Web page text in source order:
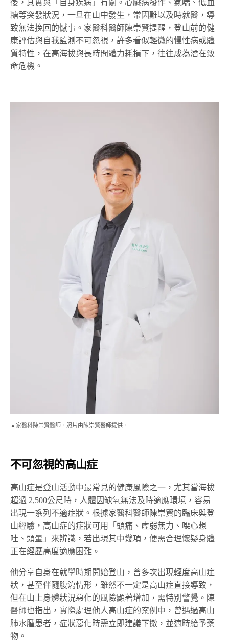
後，其實與「自身疾病」有關。心臟病發作、氣喘、低血
糖等突發狀況，一旦在山中發生，常因難以及時就醫，導
致無法挽回的憾事。家醫科醫師陳崇賢提醒，登山前的健
康評估與自我監測不可忽視，許多看似輕微的慢性病或體
質特性，在高海拔與長時間體力耗損下，往往成為潛在致
命危機。
▲家醫科陳崇賢醫師。照片由陳崇賢醫師提供。
不可忽視的高山症
高山症是登山活動中最常見的健康風險之一，尤其當海拔
超過 2,500公尺時，人體因缺氧無法及時適應環境，容易
出現一系列不適症狀。根據家醫科醫師陳崇賢的臨床與登
山經驗，高山症的症狀可用「頭痛、虛弱無力、噁心想
吐、頭暈」來辨識，若出現其中幾項，便需合理懷疑身體
正在經歷高度適應困難。
他分享自身在就學時期開始登山，曾多次出現輕度高山症
狀，甚至伴隨腹瀉情形，雖然不一定是高山症直接導致，
但在山上身體狀況惡化的風險顯著增加，需特別警覺。陳
醫師也指出，實際處理他人高山症的案例中，曾遇過高山
肺水腫患者，症狀惡化時需立即建議下撤，並適時給予藥
物。